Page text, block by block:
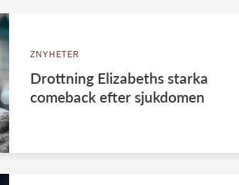
ZNYHETER
Drottning Elizabeths starka
comeback efter sjukdomen